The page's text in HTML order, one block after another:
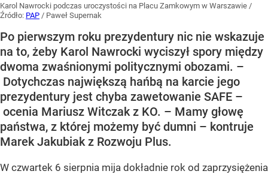
Karol Nawrocki podczas uroczystości na Placu Zamkowym w Warszawie /
Źródło: PAP / Paweł Supernak
Po pierwszym roku prezydentury nic nie wskazuje
na to, żeby Karol Nawrocki wyciszył spory między
dwoma zwaśnionymi politycznymi obozami. –
Dotychczas największą hańbą na karcie jego
prezydentury jest chyba zawetowanie SAFE –
ocenia Mariusz Witczak z KO. – Mamy głowę
państwa, z której możemy być dumni – kontruje
Marek Jakubiak z Rozwoju Plus.
W czwartek 6 sierpnia mija dokładnie rok od zaprzysiężenia